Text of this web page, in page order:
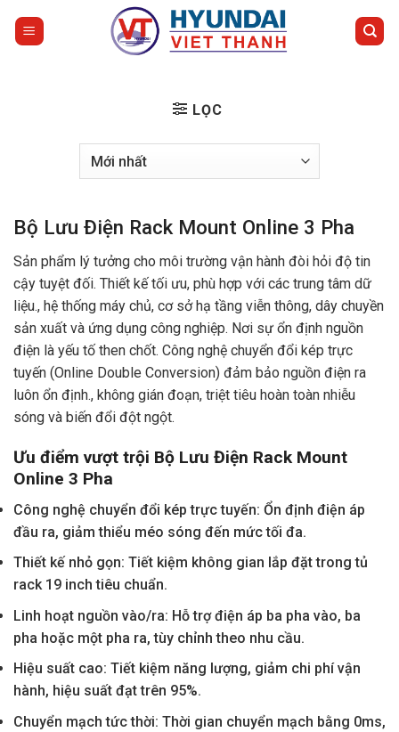
LỌC
Bộ Lưu Điện Rack Mount Online 3 Pha
Sản phẩm lý tưởng cho môi trường vận hành đòi hỏi độ tin
cậy tuyệt đối. Thiết kế tối ưu, phù hợp với các trung tâm dữ
liệu., hệ thống máy chủ, cơ sở hạ tầng viễn thông, dây chuyền
sản xuất và ứng dụng công nghiệp. Nơi sự ổn định nguồn
điện là yếu tố then chốt. Công nghệ chuyển đổi kép trực
tuyến (Online Double Conversion) đảm bảo nguồn điện ra
luôn ổn định., không gián đoạn, triệt tiêu hoàn toàn nhiễu
sóng và biến đổi đột ngột.
Ưu điểm vượt trội Bộ Lưu Điện Rack Mount
Online 3 Pha
Công nghệ chuyển đổi kép trực tuyến: Ổn định điện áp
đầu ra, giảm thiểu méo sóng đến mức tối đa.
Thiết kế nhỏ gọn: Tiết kiệm không gian lắp đặt trong tủ
rack 19 inch tiêu chuẩn.
Linh hoạt nguồn vào/ra: Hỗ trợ điện áp ba pha vào, ba
pha hoặc một pha ra, tùy chỉnh theo nhu cầu.
Hiệu suất cao: Tiết kiệm năng lượng, giảm chi phí vận
hành, hiệu suất đạt trên 95%.
Chuyển mạch tức thời: Thời gian chuyển mạch bằng 0ms,